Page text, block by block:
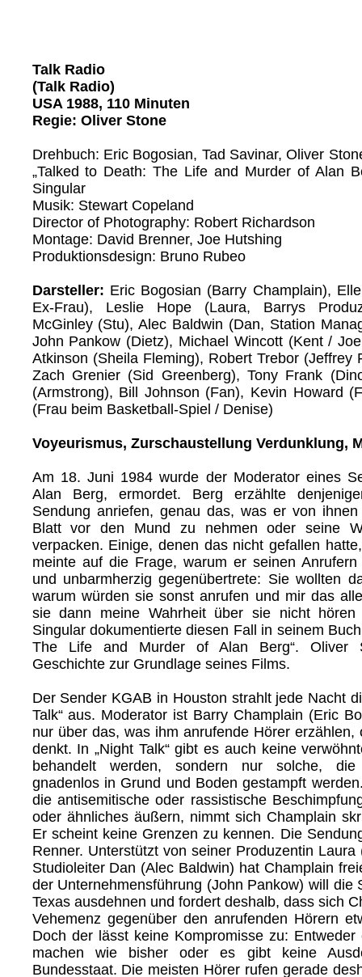
Talk Radio
(Talk Radio)
USA 1988, 110 Minuten
Regie: Oliver Stone
Drehbuch: Eric Bogosian, Tad Savinar, Oliver
„Talked to Death: The Life and Murder of Alan
Singular
Musik: Stewart Copeland
Director of Photography: Robert Richardson
Montage: David Brenner, Joe Hutshing
Produktionsdesign: Bruno Rubeo
Darsteller: Eric Bogosian (Barry Champlain),
Ex-Frau), Leslie Hope (Laura, Barrys
McGinley (Stu), Alec Baldwin (Dan, Station
John Pankow (Dietz), Michael Wincott (Kent /
Atkinson (Sheila Fleming), Robert Trebor (Jeffrey
Zach Grenier (Sid Greenberg), Tony Frank
(Armstrong), Bill Johnson (Fan), Kevin Howard
(Frau beim Basketball-Spiel / Denise)
Voyeurismus, Zurschaustellung Verdunklung,
Am 18. Juni 1984 wurde der Moderator eines
Alan Berg, ermordet. Berg erzählte
Sendung anriefen, genau das, was er von
Blatt vor den Mund zu nehmen oder seine
verpacken. Einige, denen das nicht gefallen
meinte auf die Frage, warum er seinen
und unbarmherzig gegenübertrete: Sie wollten
warum würden sie sonst anrufen und mir das
sie dann meine Wahrheit über sie nicht hören
Singular dokumentierte diesen Fall in seinem
The Life and Murder of Alan Berg“. Oliver
Geschichte zur Grundlage seines Films.
Der Sender KGAB in Houston strahlt jede Nacht
Talk“ aus. Moderator ist Barry Champlain (Eric
nur über das, was ihm anrufende Hörer erzählen,
denkt. In „Night Talk“ gibt es auch keine
behandelt werden, sondern nur solche,
gnadenlos in Grund und Boden gestampft
die antisemitische oder rassistische
oder ähnliches äußern, nimmt sich Champlain
Er scheint keine Grenzen zu kennen. Die
Renner. Unterstützt von seiner Produzentin Laura
Studioleiter Dan (Alec Baldwin) hat Champlain
der Unternehmensführung (John Pankow) will die
Texas ausdehnen und fordert deshalb, dass sich
Vehemenz gegenüber den anrufenden Hörern
Doch der lässt keine Kompromisse zu:
machen wie bisher oder es gibt keine
Bundesstaat. Die meisten Hörer rufen gerade